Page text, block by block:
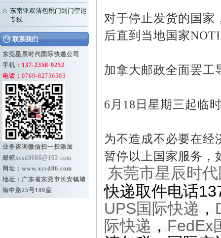
东南亚双清包税门到门空运
专线
联系我们
东莞星辰时代国际快递公司
手机： 137-2358-9252
电话： 0769-82756503
业务咨询微信扫一扫添加
邮箱xcsd8686@163.com
网址： www.xcsd86.com
地址：广东省东莞市长安镇靖
海中路25号189室
对于停止发货的国家
后直到当地国家
加拿大邮政全面罢工
6月18日星期三起临
为不造成不必要在经
暂停以上国家服务，
东莞市星辰时
快递取件电话
UPS国际快递 ，
际快递 ， FedEx